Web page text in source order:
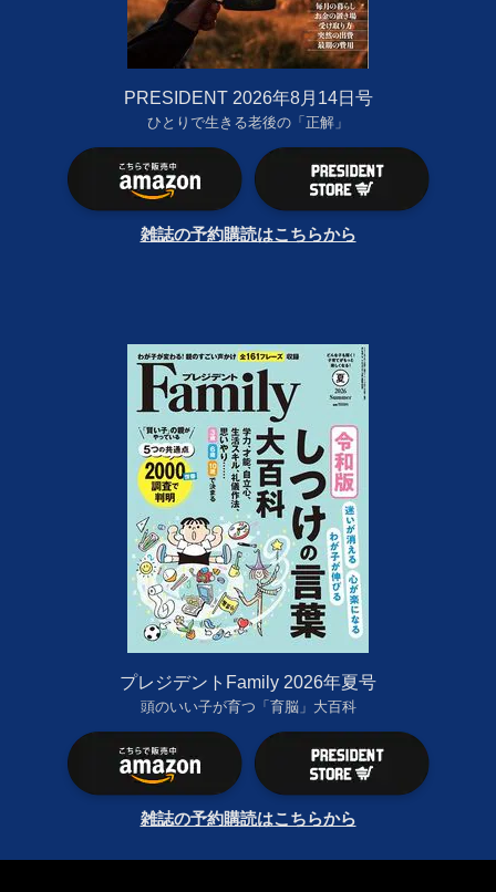
PRESIDENT 2026年8月14日号
ひとりで生きる老後の「正解」
雑誌の予約購読はこちらから
プレジデントFamily 2026年夏号
頭のいい子が育つ「育脳」大百科
雑誌の予約購読はこちらから